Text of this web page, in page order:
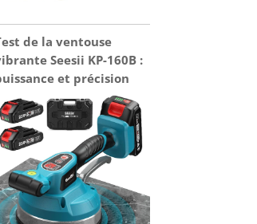
de la ventouse
Seesii KP-160B :
et précision